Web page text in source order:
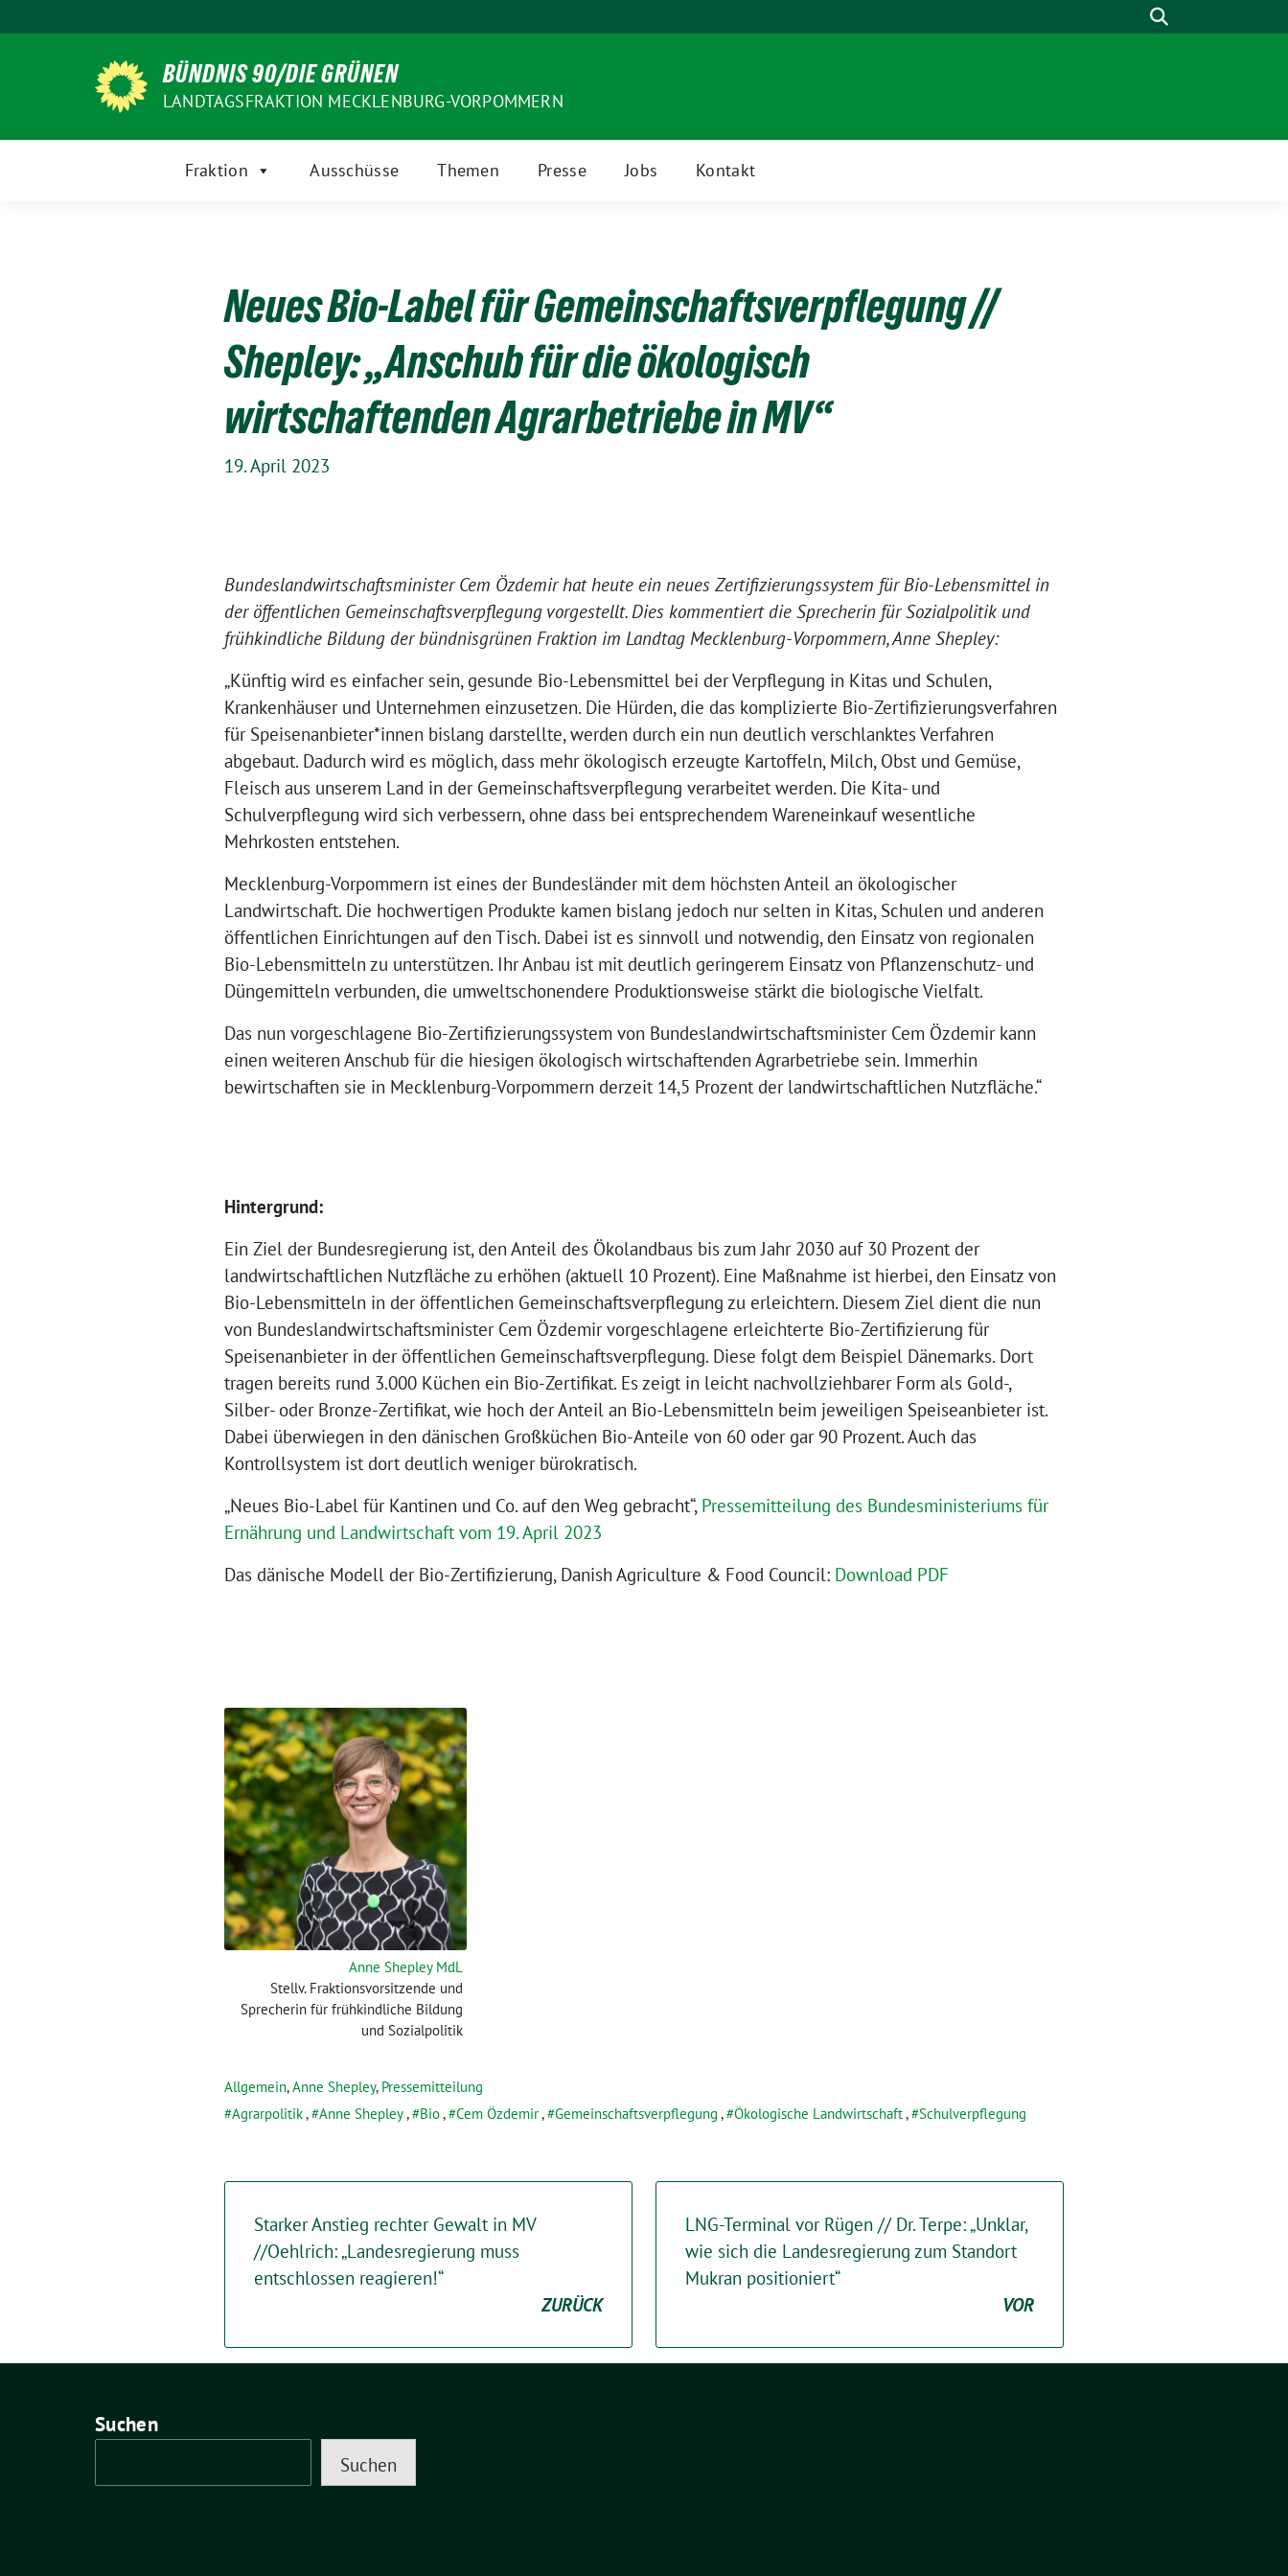
zum
Suche
BÜNDNIS 90/DIE GRÜNEN
LANDTAGSFRAKTION MECKLENBURG-VORPOMMERN
Fraktion Ausschüsse Themen Presse Jobs Kontakt
Neues Bio-Label für Gemeinschaftsverpflegung //
Shepley: „Anschub für die ökologisch
wirtschaftenden Agrarbetriebe in MV“
19. April 2023
Bundeslandwirtschaftsminister Cem Özdemir hat heute ein neues Zertifizierungssystem für Bio-Lebensmittel in
der öffentlichen Gemeinschaftsverpflegung vorgestellt. Dies kommentiert die Sprecherin für Sozialpolitik und
frühkindliche Bildung der bündnisgrünen Fraktion im Landtag Mecklenburg-Vorpommern, Anne Shepley:
„Künftig wird es einfacher sein, gesunde Bio-Lebensmittel bei der Verpflegung in Kitas und Schulen,
Krankenhäuser und Unternehmen einzusetzen. Die Hürden, die das komplizierte Bio-Zertifizierungsverfahren
für Speisenanbieter*innen bislang darstellte, werden durch ein nun deutlich verschlanktes Verfahren
abgebaut. Dadurch wird es möglich, dass mehr ökologisch erzeugte Kartoffeln, Milch, Obst und Gemüse,
Fleisch aus unserem Land in der Gemeinschaftsverpflegung verarbeitet werden. Die Kita- und
Schulverpflegung wird sich verbessern, ohne dass bei entsprechendem Wareneinkauf wesentliche
Mehrkosten entstehen.
Mecklenburg-Vorpommern ist eines der Bundesländer mit dem höchsten Anteil an ökologischer
Landwirtschaft. Die hochwertigen Produkte kamen bislang jedoch nur selten in Kitas, Schulen und anderen
öffentlichen Einrichtungen auf den Tisch. Dabei ist es sinnvoll und notwendig, den Einsatz von regionalen
Bio-Lebensmitteln zu unterstützen. Ihr Anbau ist mit deutlich geringerem Einsatz von Pflanzenschutz- und
Düngemitteln verbunden, die umweltschonendere Produktionsweise stärkt die biologische Vielfalt.
Das nun vorgeschlagene Bio-Zertifizierungssystem von Bundeslandwirtschaftsminister Cem Özdemir kann
einen weiteren Anschub für die hiesigen ökologisch wirtschaftenden Agrarbetriebe sein. Immerhin
bewirtschaften sie in Mecklenburg-Vorpommern derzeit 14,5 Prozent der landwirtschaftlichen Nutzfläche.“
Hintergrund:
Ein Ziel der Bundesregierung ist, den Anteil des Ökolandbaus bis zum Jahr 2030 auf 30 Prozent der
landwirtschaftlichen Nutzfläche zu erhöhen (aktuell 10 Prozent). Eine Maßnahme ist hierbei, den Einsatz von
Bio-Lebensmitteln in der öffentlichen Gemeinschaftsverpflegung zu erleichtern. Diesem Ziel dient die nun
von Bundeslandwirtschaftsminister Cem Özdemir vorgeschlagene erleichterte Bio-Zertifizierung für
Speisenanbieter in der öffentlichen Gemeinschaftsverpflegung. Diese folgt dem Beispiel Dänemarks. Dort
tragen bereits rund 3.000 Küchen ein Bio-Zertifikat. Es zeigt in leicht nachvollziehbarer Form als Gold-,
Silber- oder Bronze-Zertifikat, wie hoch der Anteil an Bio-Lebensmitteln beim jeweiligen Speiseanbieter ist.
Dabei überwiegen in den dänischen Großküchen Bio-Anteile von 60 oder gar 90 Prozent. Auch das
Kontrollsystem ist dort deutlich weniger bürokratisch.
„Neues Bio-Label für Kantinen und Co. auf den Weg gebracht“, Pressemitteilung des Bundesministeriums für
Ernährung und Landwirtschaft vom 19. April 2023
Das dänische Modell der Bio-Zertifizierung, Danish Agriculture & Food Council: Download PDF
Anne Shepley MdL
Stellv. Fraktionsvorsitzende und
Sprecherin für frühkindliche Bildung
und Sozialpolitik
Allgemein,Anne Shepley, Pressemitteilung
Agrarpolitik, Anne Shepley, Bio, Cem Özdemir, Gemeinschaftsverpflegung , Ökologische Landwirtschaft, Schulverpflegung
Starker Anstieg rechter Gewalt in MV
//Oehlrich: „Landesregierung muss
entschlossen reagieren!“
ZURÜCK
LNG-Terminal vor Rügen // Dr. Terpe: „Unklar,
wie sich die Landesregierung zum Standort
Mukran positioniert“
VOR
Suchen
Suchen